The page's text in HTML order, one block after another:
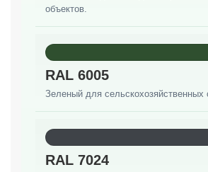
объектов.
RAL 6005
Зеленый для сельскохозяйственных
RAL 7024